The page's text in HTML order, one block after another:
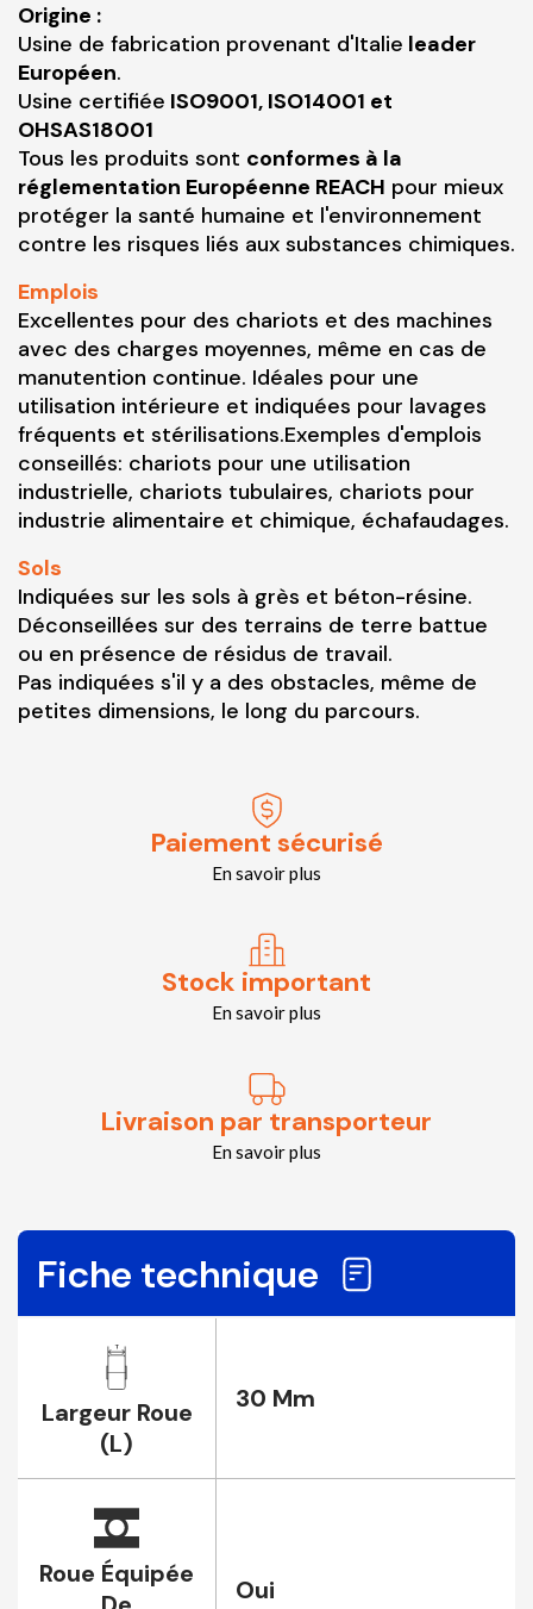
Origine :
Usine de fabrication provenant d'Italie leader
Européen.
Usine certifiée ISO9001, ISO14001 et
OHSAS18001
Tous les produits sont conformes à la
réglementation Européenne REACH pour mieux
protéger la santé humaine et l'environnement
contre les risques liés aux substances chimiques.
Emplois
Excellentes pour des chariots et des machines
avec des charges moyennes, même en cas de
manutention continue. Idéales pour une
utilisation intérieure et indiquées pour lavages
fréquents et stérilisations.Exemples d'emplois
conseillés: chariots pour une utilisation
industrielle, chariots tubulaires, chariots pour
industrie alimentaire et chimique, échafaudages.
Sols
Indiquées sur les sols à grès et béton-résine.
Déconseillées sur des terrains de terre battue
ou en présence de résidus de travail.
Pas indiquées s'il y a des obstacles, même de
petites dimensions, le long du parcours.
Paiement sécurisé
En savoir plus
Stock important
En savoir plus
Livraison par transporteur
En savoir plus
Fiche technique
Largeur Roue
(L)
30 Mm
Roue Équipée
Oui